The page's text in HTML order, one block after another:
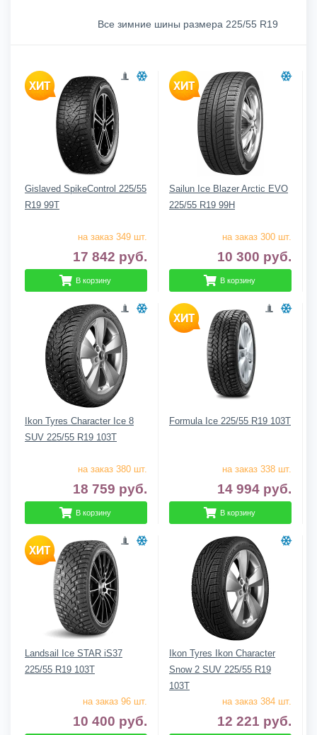
Все зимние шины размера 225/55 R19
Gislaved SpikeControl 225/55
R19 99T
на заказ 349 шт.
17 842 руб.
В корзину
Sailun Ice Blazer Arctic EVO
225/55 R19 99H
на заказ 300 шт.
10 300 руб.
В корзину
Ikon Tyres Character Ice 8
SUV 225/55 R19 103T
на заказ 380 шт.
18 759 руб.
В корзину
Formula Ice 225/55 R19 103T
на заказ 338 шт.
14 994 руб.
В корзину
Landsail Ice STAR iS37
225/55 R19 103T
на заказ 96 шт.
10 400 руб.
Ikon Tyres Ikon Character
Snow 2 SUV 225/55 R19
103T
на заказ 384 шт.
12 221 руб.